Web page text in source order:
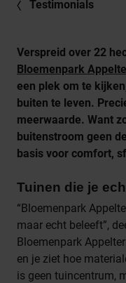
Testimonials
Verspreid over 22
Bloemenpark
een plek om te
buiten te leven.
meerwaarde. Want
buitenstroom geen
basis voor comfort,
Tuinen die je
“Bloemenpark
maar echt beleeft”,
Bloemenpark
en je ziet hoe
is geen tuincentrum,